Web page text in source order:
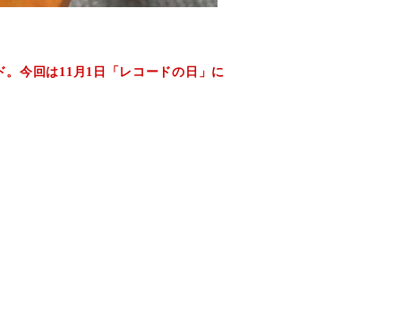
。今回は11 月1日「レコードの日」に